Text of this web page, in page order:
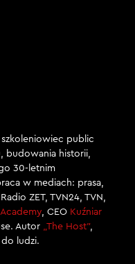
szkoleniowiec public
budowania historii,
30-letnim
w mediach: prasa,
ZET, TVN24, TVN,
, CEO Kuźniar
Autor „The Host”,
ludzi.